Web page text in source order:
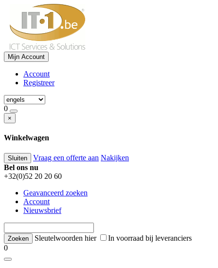
Mijn Account
Account
Registreer
0
×
Winkelwagen
Sluiten Vraag een offerte aan Nakijken
Bel ons nu
+32(0)52 20 20 60
Geavanceerd zoeken
Account
Nieuwsbrief
Sleutelwoorden hier
In voorraad bij leveranciers
0